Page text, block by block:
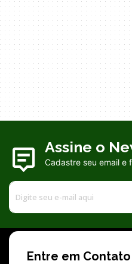
Assine o
Cadastre seu email e
Entre em Contato